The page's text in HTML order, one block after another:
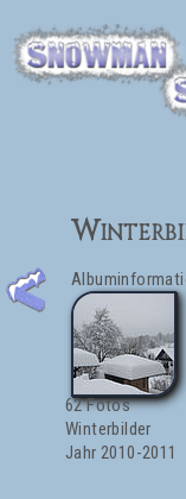
62 Fotos
Winterbilder
Jahr 2010-2011